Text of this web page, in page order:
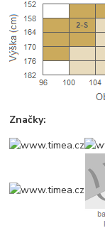
Značky: